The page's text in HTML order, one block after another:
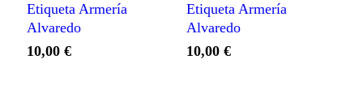
Etiqueta Armería
Alvaredo
10,00 €
Etiqueta Armería
Alvaredo
10,00€